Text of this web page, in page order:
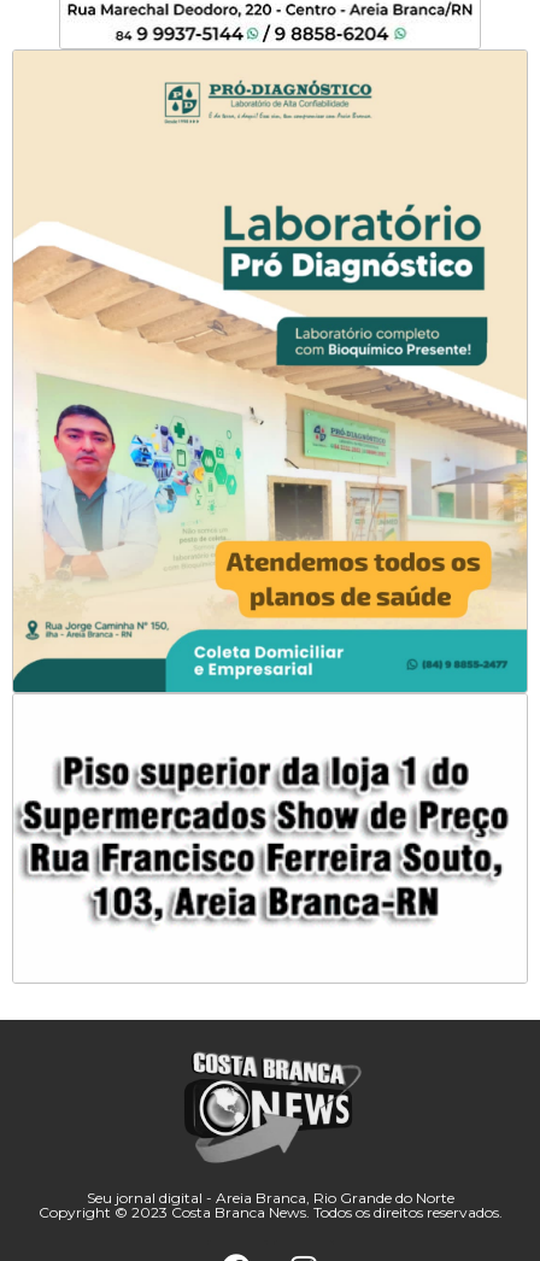
Seu jornal digital - Areia Branca, Rio Grande do Norte
Copyright © 2023 Costa Branca News. Todos os direitos reservados.